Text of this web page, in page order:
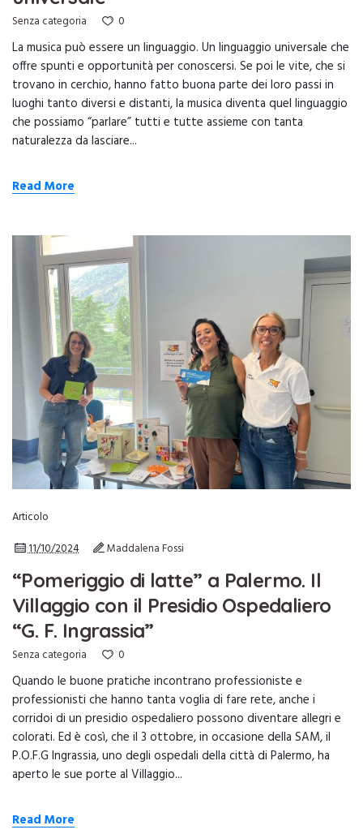
Senza categoria 0
La musica può essere un linguaggio. Un linguaggio universale che
offre spunti e opportunità per conoscersi. Se poi le vite, che si
trovano in cerchio, hanno fatto buona parte dei loro passi in
luoghi tanto diversi e distanti, la musica diventa quel linguaggio
che possiamo “parlare” tutti e tutte assieme con tanta
naturalezza da lasciare...
Read More
Articolo
11/10/2024
Maddalena Fossi
“Pomeriggio di latte” a Palermo. Il
Villaggio con il Presidio Ospedaliero
“G. F. Ingrassia”
Senza categoria 0
Quando le buone pratiche incontrano professioniste e
professionisti che hanno tanta voglia di fare rete, anche i
corridoi di un presidio ospedaliero possono diventare allegri e
colorati. Ed è così, che il 3 ottobre, in occasione della SAM, il
P.O.F.G Ingrassia, uno degli ospedali della città di Palermo, ha
aperto le sue porte al Villaggio...
Read More